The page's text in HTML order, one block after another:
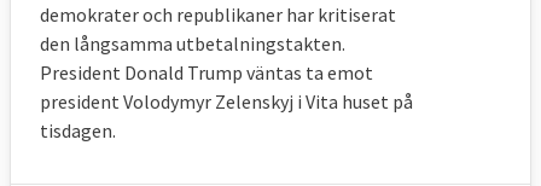
demokrater och republikaner har kritiserat
den långsamma utbetalningstakten.
President Donald Trump väntas ta emot
president Volodymyr Zelenskyj i Vita huset på
tisdagen.